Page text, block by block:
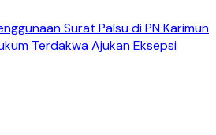
Surat Palsu di PN Karimun
Terdakwa Ajukan Eksepsi